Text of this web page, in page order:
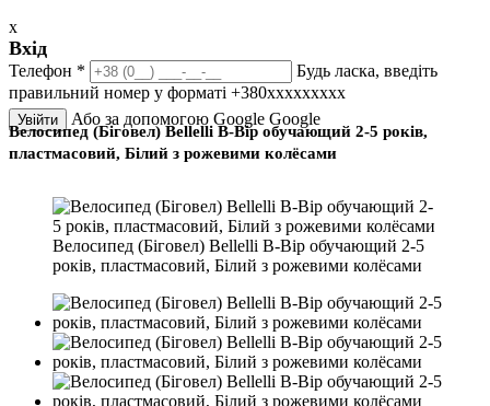
x
Вхід
Телефон *
Будь ласка, введіть
правильний номер у форматі +380ххххххххх
Увійти Або за допомогою Google Google
Велосипед (Біговел) Bellelli B-Bip обучающий 2-5 років,
пластмасовий, Білий з рожевими колёсами
Велосипед (Біговел) Bellelli B-Bip обучающий 2-5
років, пластмасовий, Білий з рожевими колёсами